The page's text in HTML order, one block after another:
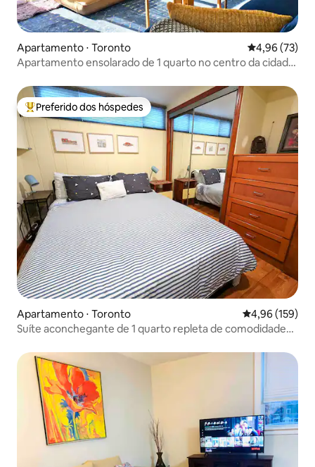
Apartamento ⋅ Toronto 4,96 de uma
4,96 (73)
Apartamento ensolarado de 1 quarto no centro da cidade
Entre os melhores preferidos dos hóspedes
Preferido dos hóspedes
Apartamento ⋅ Toronto 4,96 de uma
4,96 (159)
Suíte aconchegante de 1 quarto repleta de comodidades